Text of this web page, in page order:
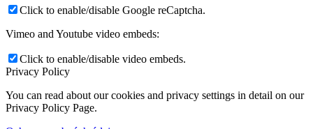
Click to enable/disable Google reCaptcha.
Vimeo and Youtube video embeds:
Click to enable/disable video embeds.
Privacy Policy
You can read about our cookies and privacy settings in detail on our
Privacy Policy Page.